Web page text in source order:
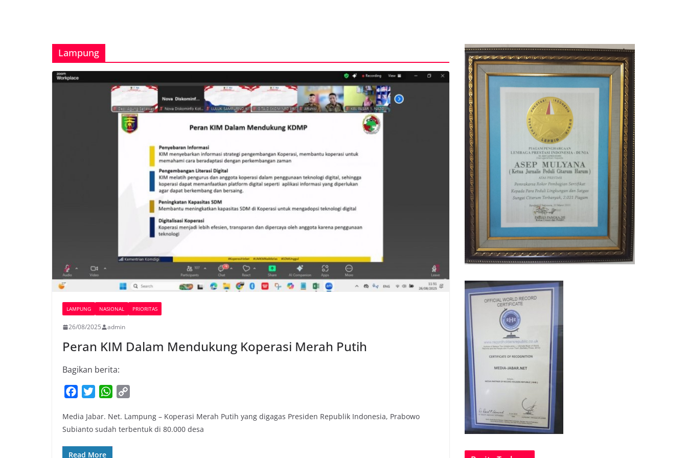
Lampung
LAMPUNG NASIONAL PRIORITAS
26/08/2025 admin
Peran KIM Dalam Mendukung Koperasi Merah Putih
Bagikan berita:
c
e
b
i
t
t
W
a
t
p
y
Media Jabar. Net. Lampung – Koperasi Merah Putih yang digagas Presiden Republik Indonesia, Prabowo
Subianto sudah terbentuk di 80.000 desa
Read More